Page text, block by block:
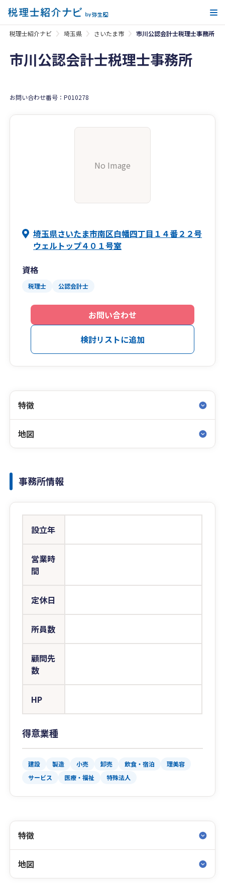
税理士紹介ナビ 埼玉県 さいたま市 市川公認会計士税理士事務所
市川公認会計士税理士事務所
お問い合わせ番号：P010278
No Image
埼玉県さいたま市南区白幡四丁目１４番２２号
ウェルトップ４０１号室
資格
税理士 公認会計士
お問い合わせ
検討リストに追加
特徴
地図
事務所情報
設立年
営業時
間
定休日
所員数
顧問先
数
HP
得意業種
建設 製造 小売 卸売 飲食・宿泊
理美容
サービス
医療・福祉 特殊法人
特徴
地図